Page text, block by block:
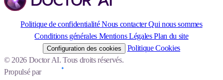
Politique de confidentialité Nous contacter Qui nous sommes
Conditions générales Mentions Légales Plan du site
Configuration des cookies
Politique Cookies
© 2026 Doctor AI. Tous droits réservés.
Propulsé par